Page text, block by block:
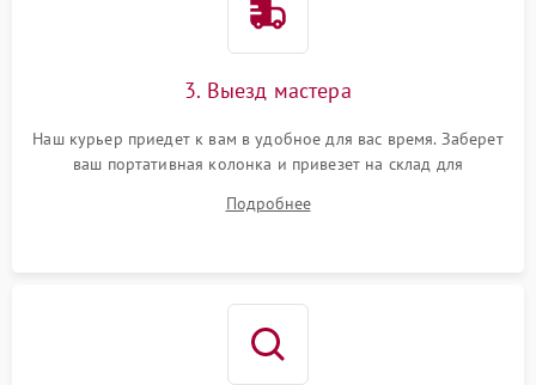
3. Выезд мастера
Наш курьер приедет к вам в удобное для вас время. Заберет
ваш портативная колонка и привезет на склад для
Подробнее